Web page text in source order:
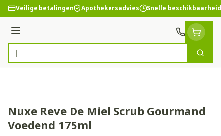
Ga naar de inhoud
Veilige betalingen Apothekersadvies Snelle beschikbaarheid
Menu
Product, merk, categorie...
Zoek
Nuxe Reve De Miel Scrub Gourmand
Voedend 175ml